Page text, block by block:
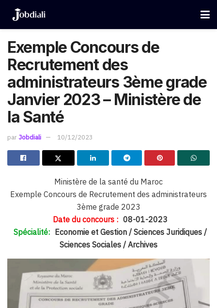
Exemple Concours de
Recrutement des
administrateurs 3ème grade
Janvier 2023 – Ministère de
la Santé
par Jobdiali 10/12/2023
Ministère de la santé du Maroc
Exemple Concours de Recrutement des administrateurs
3ème grade 2023
Date du concours : 08-01-2023
Spécialité: Economie et Gestion / Sciences Juridiques /
Sciences Sociales / Archives